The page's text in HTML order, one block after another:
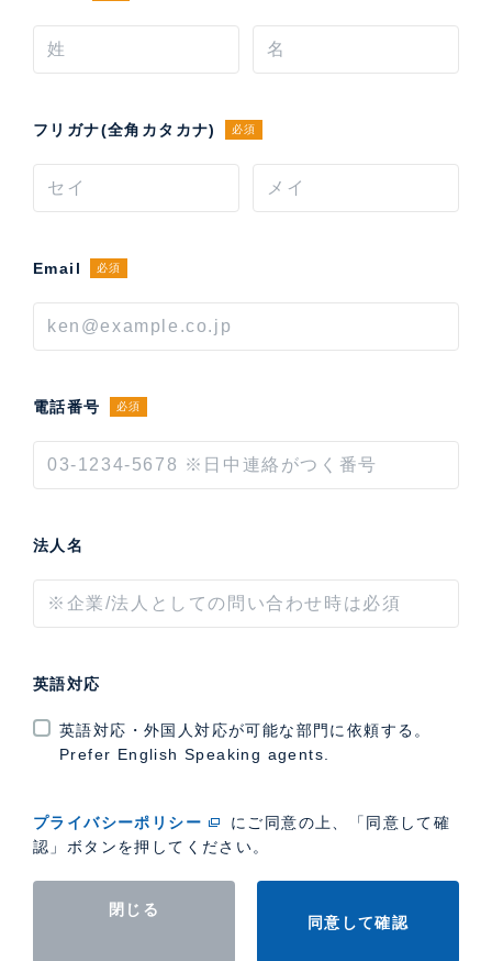
フリガナ(全角カタカナ) 必須
Email 必須
電話番号 必須
法人名
英語対応
英語対応・外国人対応が可能な部門に依頼する。
Prefer English Speaking agents.
プライバシーポリシー
にご同意の上、「同意して確
認」ボタンを押してください。
閉じる
同意して確認